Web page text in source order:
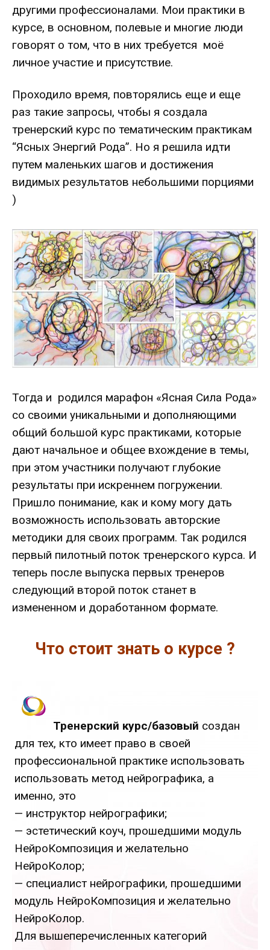
другими профессионалами. Мои практики в
курсе, в основном, полевые и многие люди
говорят о том, что в них требуется моё
личное участие и присутствие.
Проходило время, повторялись еще и еще
раз такие запросы, чтобы я создала
тренерский курс по тематическим практикам
“Ясных Энергий Рода”. Но я решила идти
путем маленьких шагов и достижения
видимых результатов небольшими порциями
)
Тогда и родился марафон «Ясная Сила Рода»
со своими уникальными и дополняющими
общий большой курс практиками, которые
дают начальное и общее вхождение в темы,
при этом участники получают глубокие
результаты при искреннем погружении.
Пришло понимание, как и кому могу дать
возможность использовать авторские
методики для своих программ. Так родился
первый пилотный поток тренерского курса. И
теперь после выпуска первых тренеров
следующий второй поток станет в
измененном и доработанном формате.
Что стоит знать о курсе ?
Тренерский курс/базовый создан
для тех, кто имеет право в своей
профессиональной практике использовать
использовать метод нейрографика, а
именно, это
— инструктор нейрографики;
— эстетический коуч, прошедшими модуль
НейроКомпозиция и желательно
НейроКолор;
— специалист нейрографики, прошедшими
модуль НейроКомпозиция и желательно
НейроКолор.
Для вышеперечисленных категорий